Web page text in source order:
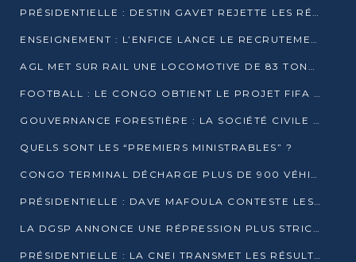
PRÉSIDENTIELLE : DESTIN GAVET REJETTE LES RÉSULTATS ET APPELLE À UN DIALOGUE NATIONAL
ENSEIGNEMENT : L’ENFICE LANCE LE RECRUTEMENT DE SA PREMIÈRE PROMOTION DE PROFESSEURS DES ÉCOLES
AGL MET SUR RAIL UNE LOCOMOTIVE DE 83 TONNES À POINTE-NOIRE
FOOTBALL : LE CONGO OBTIENT LE PROJET FIFA ARENA POUR SES 15 DÉPARTEMENTS
GOUVERNANCE FORESTIÈRE : LA SOCIÉTÉ CIVILE CONGOLAISE AFFICHE SES PRIORITÉS POUR 2026
QUELS SONT LES “PREMIERS MINISTRABLES” ?
CONGO TERMINAL DÉCHARGE PLUS DE 900 VÉHICULES EN QUELQUES HEURES
PRÉSIDENTIELLE : DAVE MAFOULA CONTESTE LES RÉSULTATS PROVISOIRES
LA DGSP ANNONCE UNE RÉPRESSION PLUS STRICTE CONTRE LES MOTO-TAXIS
PRÉSIDENTIELLE : LA CNEI TRANSMET LES RÉSULTATS PROVISOIRES À LA COUR CONSTITUTIONNELLE